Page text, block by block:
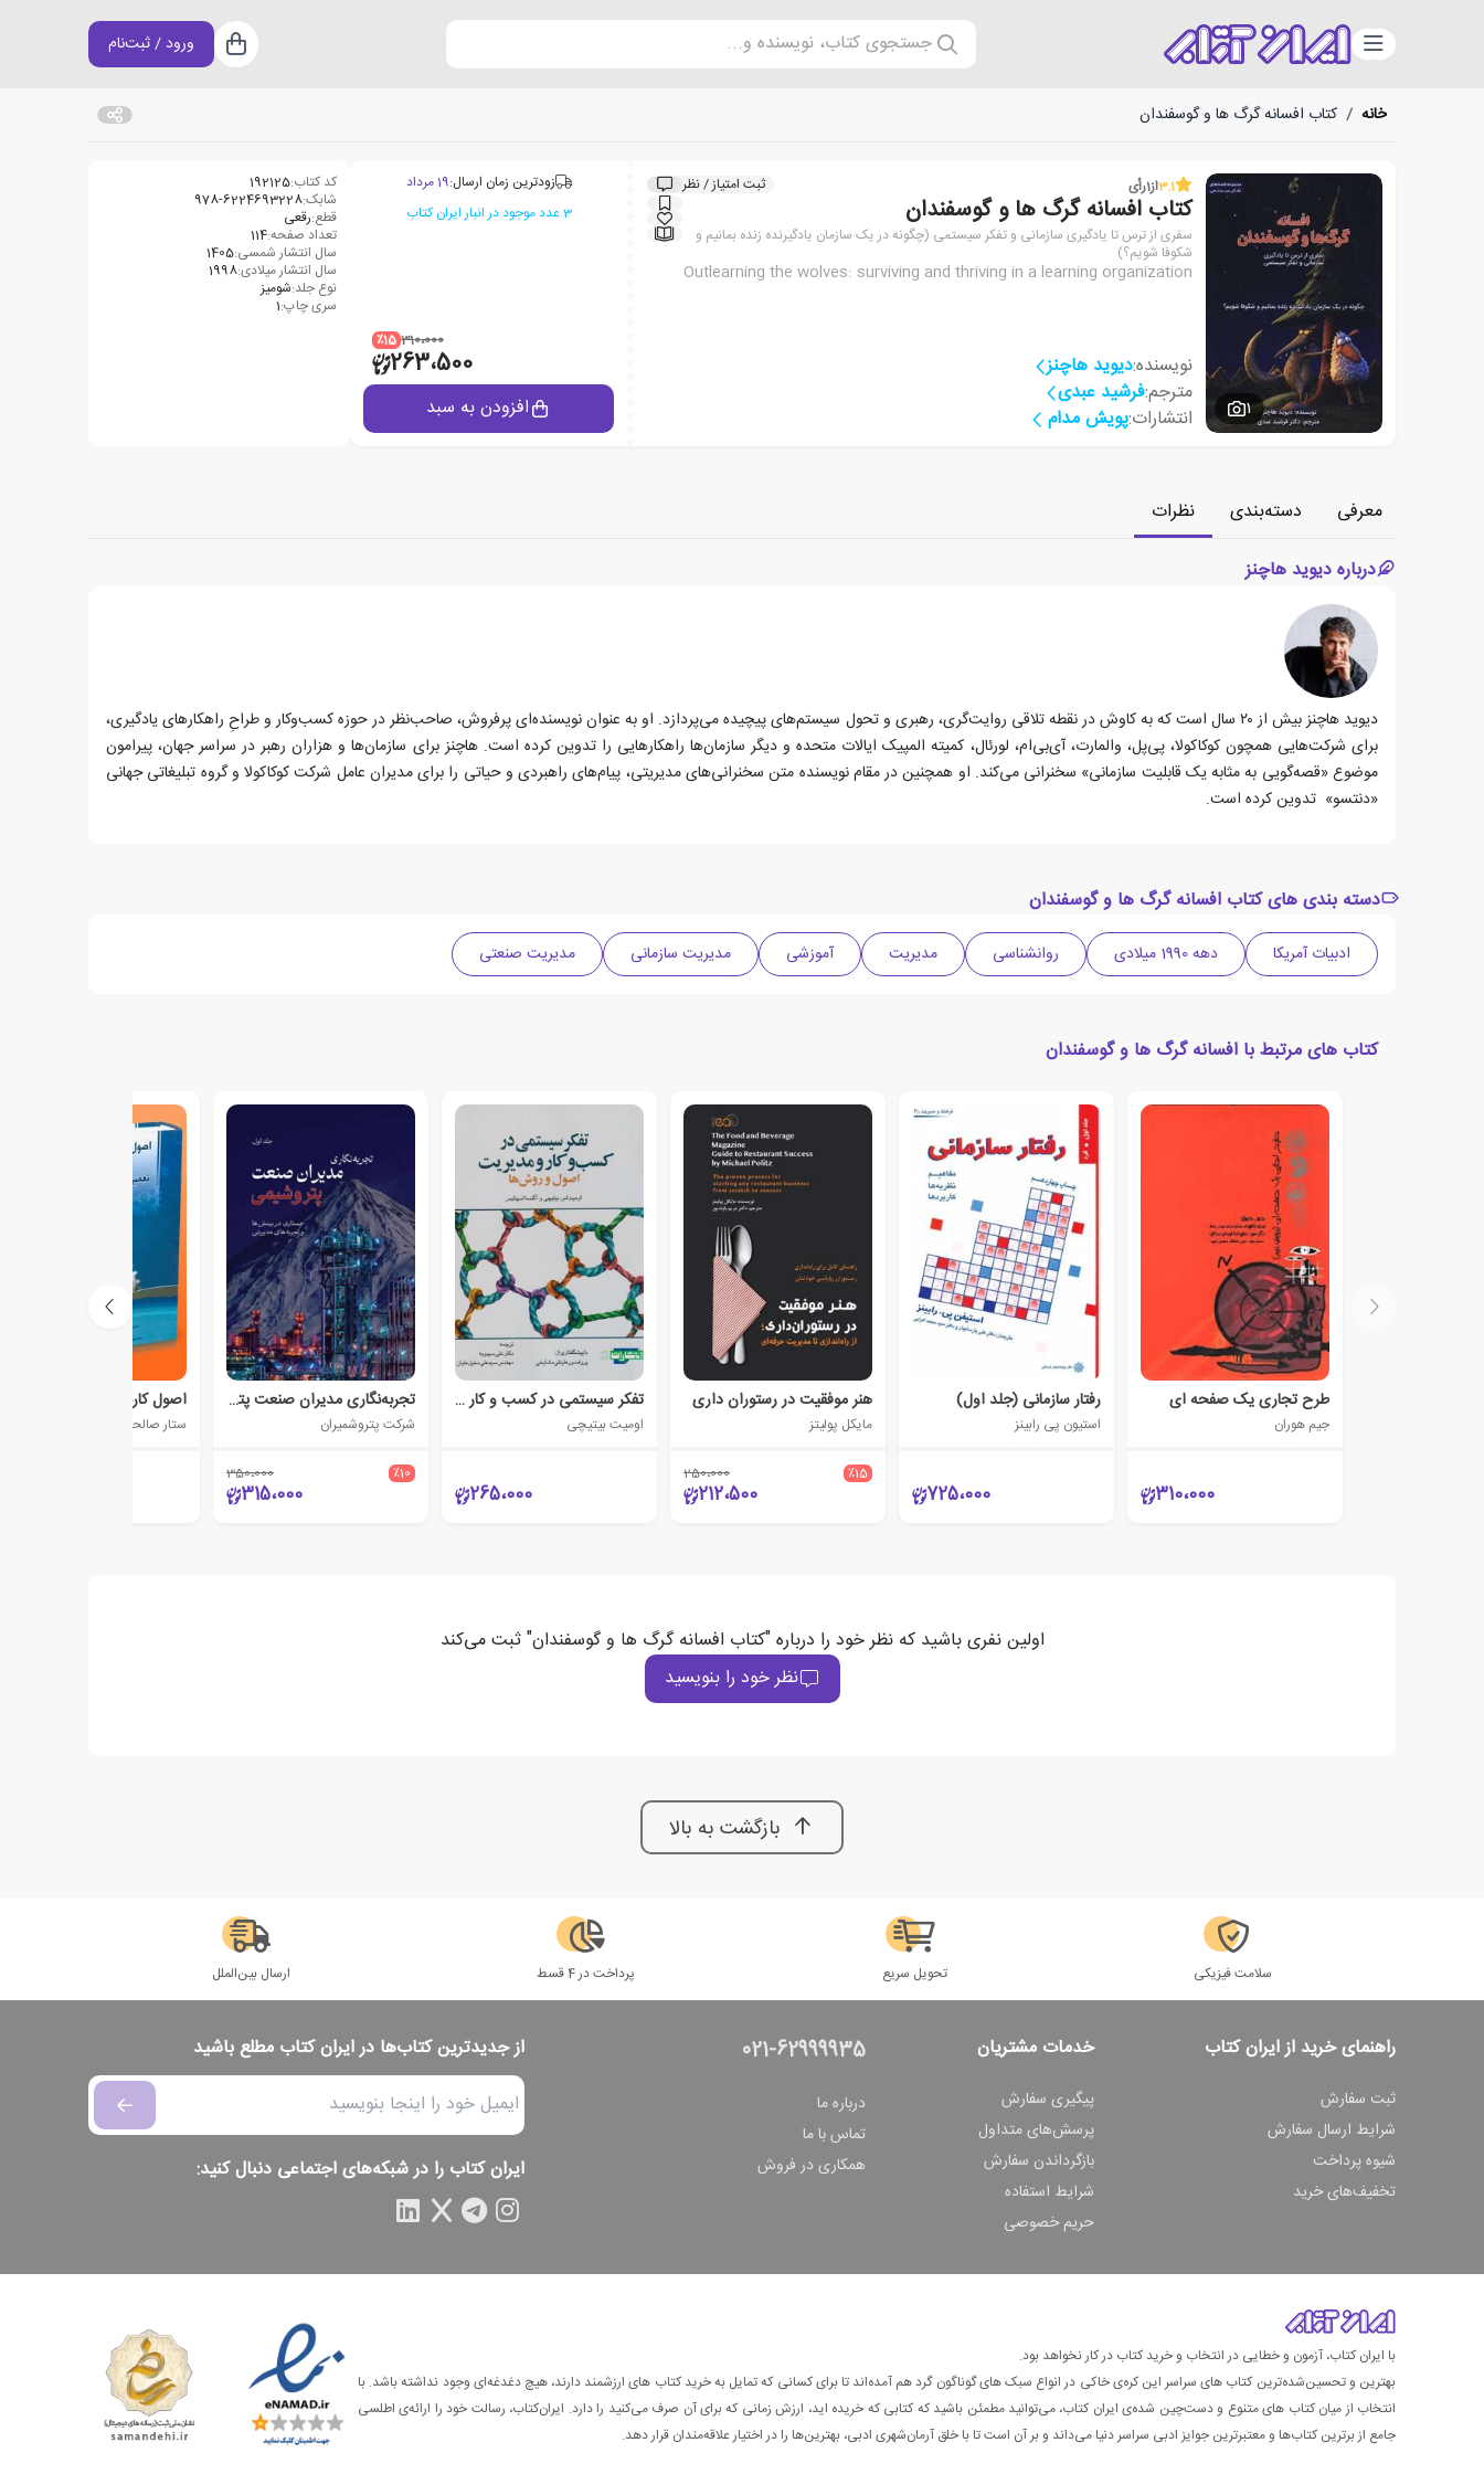
دسته‌بندی جستجوی کتاب، نویسنده و... سبد خرید
ورود / ثبت‌نام
خانه / کتاب افسانه گرگ ها و گوسفندان
1
3.1از1رأی ثبت امتیاز / نظر
کتاب افسانه گرگ ها و گوسفندان
سفری از ترس تا یادگیری سازمانی و تفکر سیستمی (چگونه در یک سازمان یادگیرنده زنده بمانیم و
شکوفا شویم؟)
Outlearning the wolves: surviving and thriving in a learning organization
نویسنده:دیوید هاچنز
مترجم:فرشید عبدی
انتشارات:پویش مدام
زودترین زمان ارسال:19 مرداد
3 عدد موجود در انبار ایران کتاب
310،000 ٪15
263،500
افزودن به سبد
کد کتاب:192125
شابک:978-6224693228
قطع:رقعی
تعداد صفحه:114
سال انتشار شمسی:1405
سال انتشار میلادی:1998
نوع جلد:شومیز
سری چاپ:1
معرفی دسته‌بندی
نظرات
درباره دیوید هاچنز
دیوید هاچنز بیش از ۲۰ سال است که به کاوش در نقطه تلاقی روایت‌گری، رهبری و تحول سیستم‌های پیچیده می‌پردازد. او به عنوان نویسنده‌ای پرفروش، صاحب‌نظر در حوزه کسب‌وکار و طراحِ راهکارهای یادگیری،
برای شرکت‌هایی همچون کوکاکولا، پی‌پل، والمارت، آی‌بی‌ام، لورئال، کمیته المپیک ایالات متحده و دیگر سازمان‌ها راهکارهایی را تدوین کرده است. هاچنز برای سازمان‌ها و هزاران رهبر در سراسر جهان، پیرامون
موضوع «قصه‌گویی به مثابه یک قابلیت سازمانی» سخنرانی می‌کند. او همچنین در مقام نویسنده متن سخنرانی‌های مدیریتی، پیام‌های راهبردی و حیاتی را برای مدیران عامل شرکت کوکاکولا و گروه تبلیغاتی جهانی
«دنتسو» تدوین کرده است.
دسته بندی های کتاب افسانه گرگ ها و گوسفندان
ادبیات آمریکا دهه 1990 میلادی روانشناسی مدیریت آموزشی مدیریت سازمانی مدیریت صنعتی
کتاب های مرتبط با افسانه گرگ ها و گوسفندان
طرح تجاری یک صفحه‌ ای
جیم هوران
310،000
رفتار سازمانی (جلد اول)
استیون پی رابینز
725،000
هنر موفقیت در رستوران داری
مایکل پولیتز
٪15 250،000
212،500
تفکر سیستمی در کسب و کار و مدیریت
اومیت بیتیچی
265،000
تجربه‌نگاری مدیران صنعت پتروشیمی
شرکت پتروشمیران
٪10 350،000
315،000
ستار صالحی
اولین نفری باشید که نظر خود را درباره "کتاب افسانه گرگ ها و گوسفندان" ثبت می‌کند
نظر خود را بنویسید
بازگشت به بالا
سلامت فیزیکی تحویل سریع پرداخت در 4 قسط ارسال بین‌الملل
راهنمای خرید از ایران کتاب
ثبت سفارش
شرایط ارسال سفارش
شیوه پرداخت
تخفیف‌های خرید
خدمات مشتریان
پیگیری سفارش
پرسش‌های متداول
بازگرداندن سفارش
شرایط استفاده
حریم خصوصی
021-62999935
درباره ما
تماس با ما
همکاری در فروش
از جدیدترین کتاب‌ها در ایران کتاب مطلع باشید
ایران کتاب را در شبکه‌های اجتماعی دنبال کنید:
با ایران کتاب، آزمون و خطایی در انتخاب و خرید کتاب در کار نخواهد بود.
بهترین و تحسین‌شده‌ترین کتاب‌ های سراسر این کره‌ی خاکی در انواع سبک های گوناگون گرد هم آمده‌اند تا برای کسانی که تمایل به خرید کتاب های ارزشمند دارند، هیچ دغدغه‌ای وجود نداشته باشد. با
انتخاب از میان کتاب های متنوع و دست‌چین شده‌ی ایران کتاب، می‌توانید مطمئن باشید که کتابی که خریده اید، ارزش زمانی که برای آن صرف می‌کنید را دارد. ایران‌کتاب، رسالت خود را ارائه‌ی اطلسی
جامع از برترین کتاب‌ها و معتبرترین جوایز ادبی سراسر دنیا می‌داند و بر آن است تا با خلق آرمان‌شهری ادبی، بهترین‌ها را در اختیار علاقه‌مندان قرار دهد.